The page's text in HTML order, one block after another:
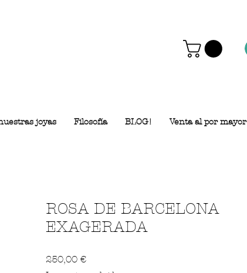
joyas Filosofía BLOG! Venta al por mayor
ROSA DE BARCELONA
EXAGERADA
250,00 €Precio